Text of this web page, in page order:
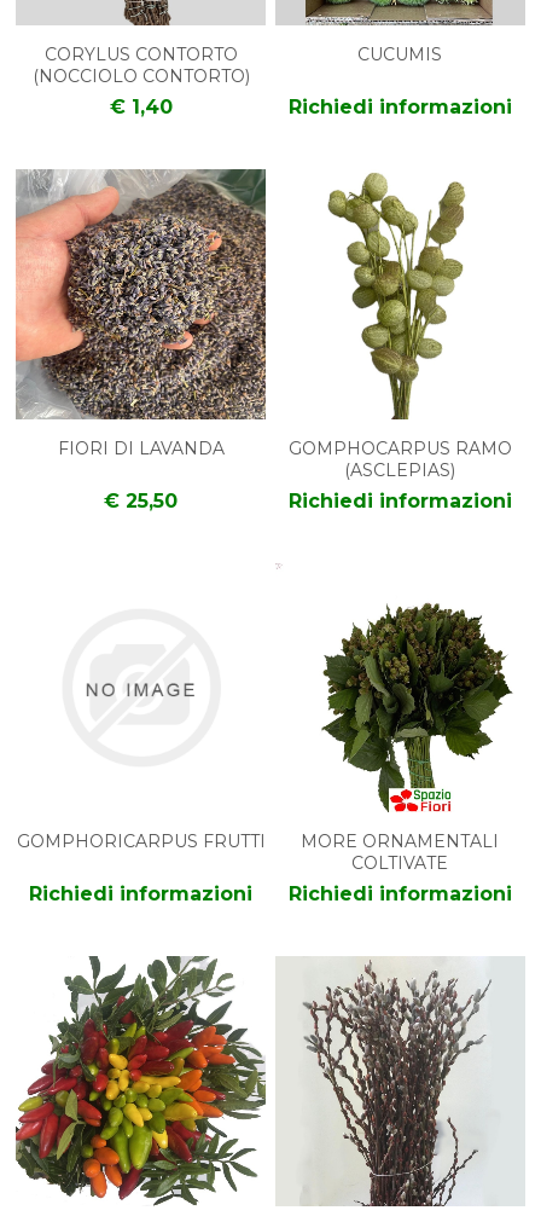
CORYLUS CONTORTO
(NOCCIOLO CONTORTO)
€ 1,40
CUCUMIS
Richiedi informazioni
FIORI DI LAVANDA
€ 25,50
GOMPHOCARPUS RAMO
(ASCLEPIAS)
Richiedi informazioni
GOMPHORICARPUS FRUTTI
Richiedi informazioni
MORE ORNAMENTALI
COLTIVATE
Richiedi informazioni